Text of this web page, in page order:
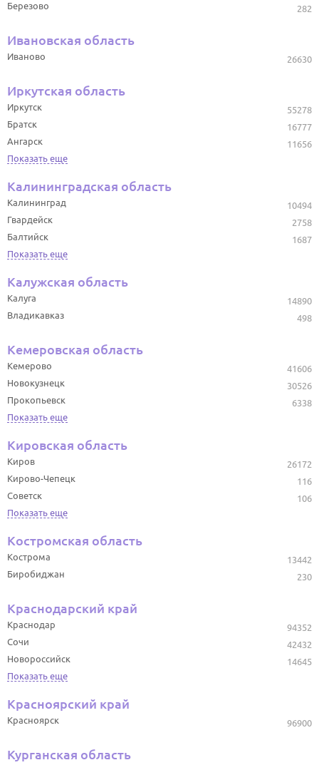
282
Березово
Ивановская область
26630
Иваново
Иркутская область
55278
Иркутск
16777
Братск
11656
Ангарск
Показать еще
Калининградская область
10494
Калининград
2758
Гвардейск
1687
Балтийск
Показать еще
Калужская область
14890
Калуга
498
Владикавказ
Кемеровская область
41606
Кемерово
30526
Новокузнецк
6338
Прокопьевск
Показать еще
Кировская область
26172
Киров
116
Кирово-Чепецк
106
Советск
Показать еще
Костромская область
13442
Кострома
230
Биробиджан
Краснодарский край
94352
Краснодар
42432
Сочи
14645
Новороссийск
Показать еще
Красноярский край
96900
Красноярск
Курганская область